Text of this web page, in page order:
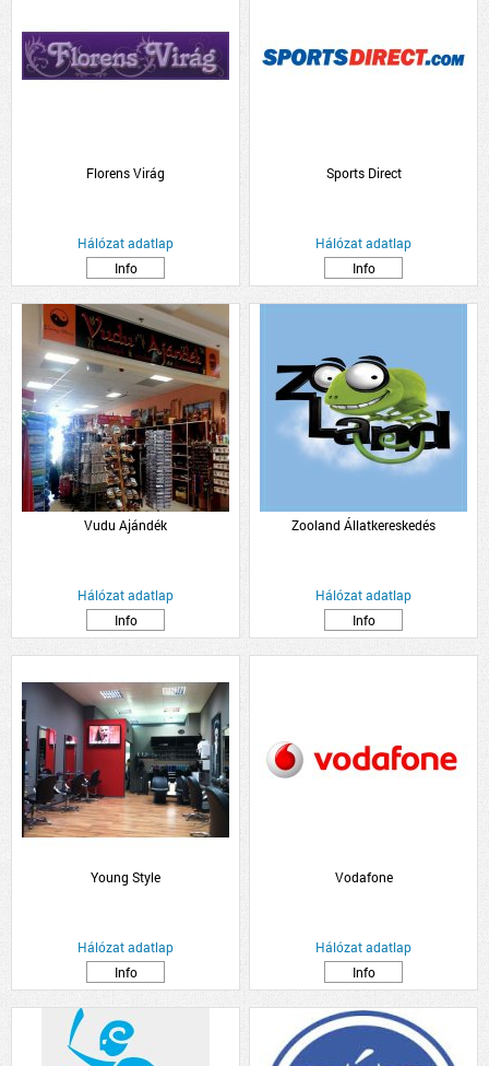
Florens Virág
Hálózat adatlap
Info
Sports Direct
Hálózat adatlap
Info
Vudu Ajándék
Hálózat adatlap
Info
Zooland Állatkereskedés
Hálózat adatlap
Info
Young Style
Hálózat adatlap
Info
Vodafone
Hálózat adatlap
Info